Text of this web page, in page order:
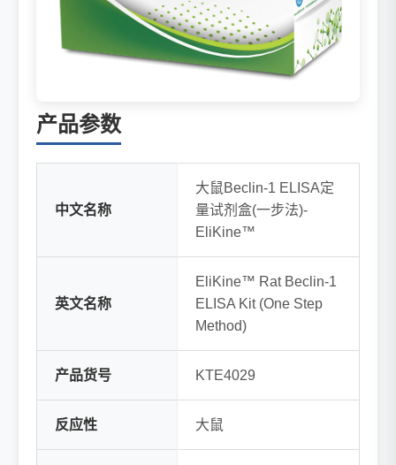
产品参数
中文名称
大鼠Beclin-1 ELISA定
量试剂盒(一步法)-
EliKine™
英文名称
EliKine™ Rat Beclin-1
ELISA Kit (One Step
Method)
产品货号 KTE4029
反应性 大鼠